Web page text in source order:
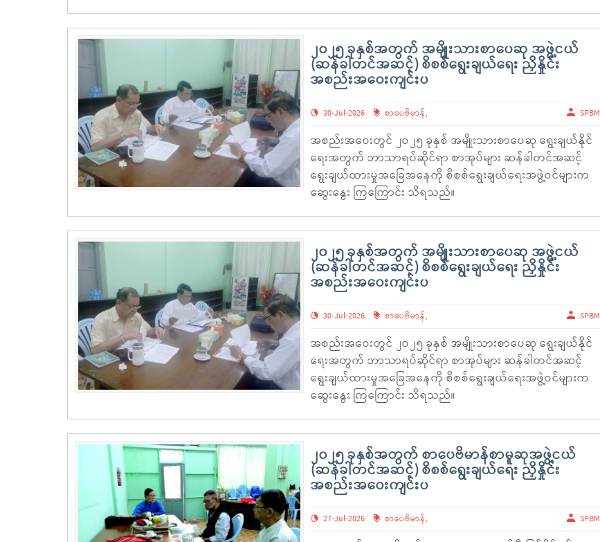
၂၀၂၅ ခုနှစ်အတွက် အမျိုးသားစာပေဆု အဖွဲ့ငယ်
(ဆန်ခါတင်အဆင့်) စိစစ်ရွေးချယ်ရေး ညှိနှိုင်း
အစည်းအဝေးကျင်းပ
30-Jul-2026 စာပေဗိမာန်, SPBM
အစည်းအဝေးတွင် ၂ဝ၂၅ ခုနှစ် အမျိုးသားစာပေဆု ရွေးချယ်နိုင်
ရေးအတွက် ဘာသာရပ်ဆိုင်ရာ စာအုပ်များ ဆန်ခါတင်အဆင့်
ရွေးချယ်ထားမှုအခြေအနေကို စိစစ်ရွေးချယ်ရေးအဖွဲ့ဝင်များက
ဆွေးနွေး ကြကြောင်း သိရသည်။
၂၀၂၅ ခုနှစ်အတွက် အမျိုးသားစာပေဆု အဖွဲ့ငယ်
(ဆန်ခါတင်အဆင့်) စိစစ်ရွေးချယ်ရေး ညှိနှိုင်း
အစည်းအဝေးကျင်းပ
30-Jul-2026 စာပေဗိမာန်, SPBM
အစည်းအဝေးတွင် ၂ဝ၂၅ ခုနှစ် အမျိုးသားစာပေဆု ရွေးချယ်နိုင်
ရေးအတွက် ဘာသာရပ်ဆိုင်ရာ စာအုပ်များ ဆန်ခါတင်အဆင့်
ရွေးချယ်ထားမှုအခြေအနေကို စိစစ်ရွေးချယ်ရေးအဖွဲ့ဝင်များက
ဆွေးနွေး ကြကြောင်း သိရသည်။
၂၀၂၅ ခုနှစ်အတွက် စာပေဗိမာန်စာမူဆုအဖွဲ့ငယ်
(ဆန်ခါတင်အဆင့်) စိစစ်ရွေးချယ်ရေး ညှိနှိုင်း
အစည်းအဝေးကျင်းပ
27-Jul-2026 စာပေဗိမာန်, SPBM